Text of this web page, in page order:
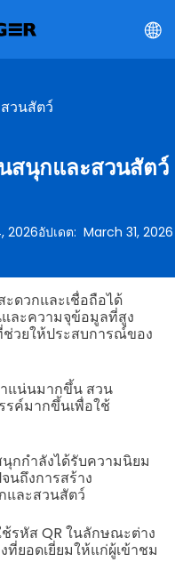
วนสัตว์
สนุกและสวนสัตว์
2026อัปเดต: March 31, 2026
ดวกและเชื่อถือได้
ละความจุข้อมูลที่สูง
ช่วยให้ประสบการณ์ของ
แน่นมากขึ้น สวน
รค์มากขึ้นเพื่อใช้
กกำลังได้รับความนิยม
นถึงการสร้าง
ละสวนสัตว์
รหัส QR ในลักษณะต่าง
ที่ยอดเยี่ยมให้แก่ผู้เข้าชม